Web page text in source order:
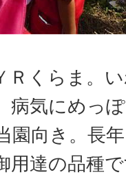
くらま。
病気にめっ
園向き。長
用達の品種